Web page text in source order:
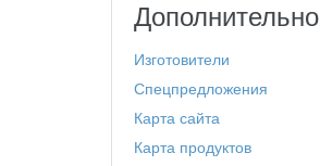
Дополнительно
Изготовители
Спецпредложения
Карта сайта
Карта продуктов